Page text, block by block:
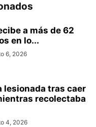
a más de 62
en lo...
6, 2026
lesionada tras caer
recolectaba
4, 2026